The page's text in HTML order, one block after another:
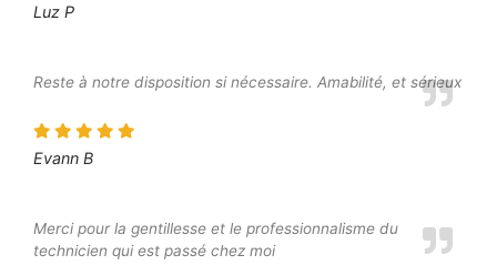
Luz P
Reste à notre disposition si nécessaire. Amabilité, et sérieux
Evann B
Merci pour la gentillesse et le professionnalisme du
technicien qui est passé chez moi